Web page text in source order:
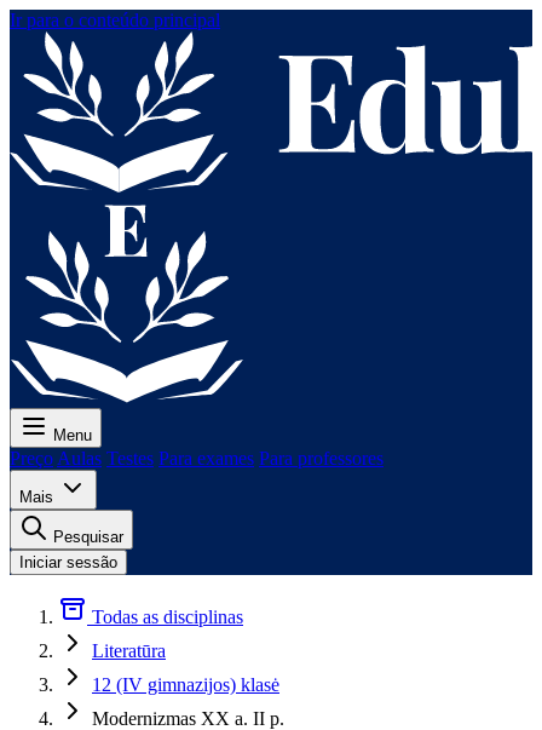
Ir para o conteúdo principal
Menu
Preço Aulas Testes Para exames Para professores
Mais
Pesquisar
Iniciar sessão
Todas as disciplinas
Literatūra
12 (IV gimnazijos) klasė
Modernizmas XX a. II p.